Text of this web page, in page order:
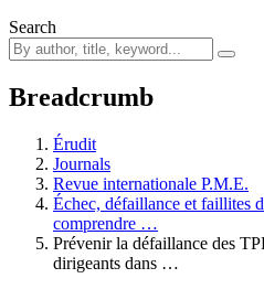
Search
Breadcrumb
Érudit
Journals
Revue internationale P.M.E.
Échec, défaillance et faillites
comprendre …
Prévenir la défaillance des
dirigeants dans …